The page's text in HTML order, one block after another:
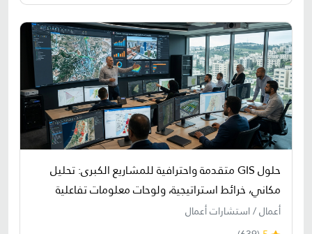
حلول GIS متقدمة واحترافية للمشاريع الكبرى: تحليل
مكاني، خرائط استراتيجية، ولوحات معلومات تفاعلية
أعمال / استشارات أعمال